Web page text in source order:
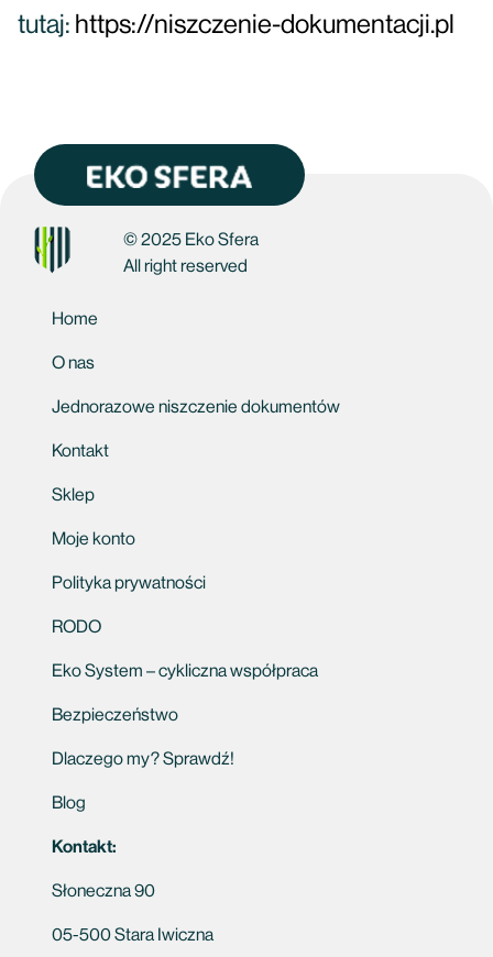
tutaj: https://niszczenie-dokumentacji.pl
© 2025 Eko Sfera
All right reserved
Home
O nas
Jednorazowe niszczenie dokumentów
Kontakt
Sklep
Moje konto
Polityka prywatności
RODO
Eko System – cykliczna współpraca
Bezpieczeństwo
Dlaczego my? Sprawdź!
Blog
Kontakt:
Słoneczna 90
05-500 Stara Iwiczna